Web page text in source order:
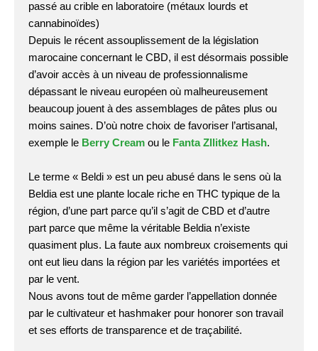
passé au crible en laboratoire (métaux lourds et
cannabinoïdes)
Depuis le récent assouplissement de la législation
marocaine concernant le CBD, il est désormais possible
d’avoir accès à un niveau de professionnalisme
dépassant le niveau européen où malheureusement
beaucoup jouent à des assemblages de pâtes plus ou
moins saines. D’où notre choix de favoriser l’artisanal,
exemple le Berry Cream ou le Fanta Zllitkez Hash.
Le terme « Beldi » est un peu abusé dans le sens où la
Beldia est une plante locale riche en THC typique de la
région, d’une part parce qu’il s’agit de CBD et d’autre
part parce que même la véritable Beldia n’existe
quasiment plus. La faute aux nombreux croisements qui
ont eut lieu dans la région par les variétés importées et
par le vent.
Nous avons tout de même garder l’appellation donnée
par le cultivateur et hashmaker pour honorer son travail
et ses efforts de transparence et de traçabilité.